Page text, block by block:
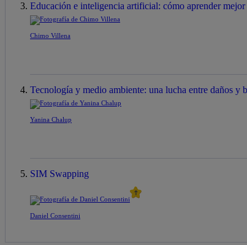
Educación e inteligencia artificial: cómo aprender
Chimo Villena
Tecnología y medio ambiente: una lucha entre daños y
Yanina Chalup
SIM Swapping
Daniel Consentini